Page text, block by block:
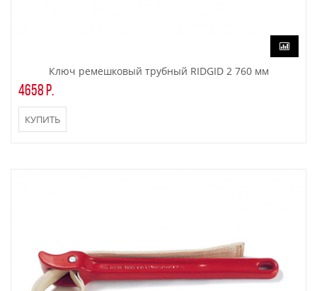
Ключ ремешковый трубный RIDGID 2 760 мм
4658 р.
КУПИТЬ